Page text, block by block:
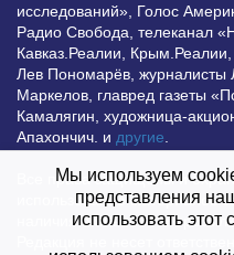
исследований», Голос
Радио Свобода, телеканал
Кавказ.Реалии,
Лев Пономарёв,
Маркелов, главред газеты
Камалягин, художница-
Апахончич. и другие
Все права защищены и
использование материалов
наличия активной
Редакция не несет
Мы используем
представления
использовать этот